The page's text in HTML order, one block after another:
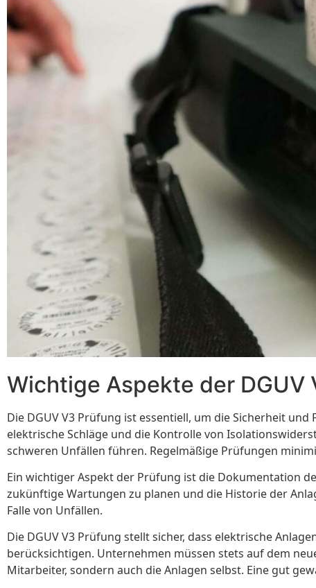
Wichtige Aspekte der DGUV
Die DGUV V3 Prüfung ist essentiell, um die Sicherheit
elektrische Schläge und die Kontrolle von
schweren Unfällen führen. Regelmäßige Prüfungen
Ein wichtiger Aspekt der Prüfung ist die Dokumentation
zukünftige Wartungen zu planen und die Historie der
Falle von Unfällen.
Die DGUV V3 Prüfung stellt sicher, dass elektrische
berücksichtigen. Unternehmen müssen stets auf dem
Mitarbeiter, sondern auch die Anlagen selbst. Eine gut